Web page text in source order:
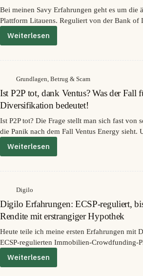
Lehren
aus
Ventus
Bei meinen Savy Erfahrungen geht es um die
Plattform Litauens. Reguliert von der Bank of
ECSP-lizenziert seit 2023, profitabel, mit
Weiterlesen
Savy
Erfahrungen:
bei
Litauens
ältester
P2P-
2026
Grundlagen Betrug & Scam
Ist P2P tot, dank Ventus? Was der Fall
Diversifikation bedeutet!
Ist P2P tot? Die Frage stellt man sich fast von
die Panik nach dem Fall Ventus Energy sieht.
steckt meist noch eine zweite: Welche
Weiterlesen
Ist
P2P
Ventus?
der
Fall
die
Diversifikation
bedeutet!
Digilo
Digilo Erfahrungen: ECSP-reguliert,
Rendite mit erstrangiger Hypothek
Heute teile ich meine ersten Erfahrungen mit
ECSP-regulierten Immobilien-Crowdfunding-
Lettland, die seit April 2026 öffentlich Kredite
Weiterlesen
Digilo
Erfahrungen: